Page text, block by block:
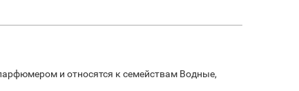
и относятся к семействам Водные,